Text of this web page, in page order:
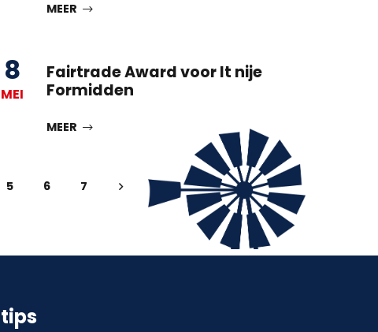
MEER
8
MEI
Fairtrade Award voor It nije
Formidden
MEER
5 6 7